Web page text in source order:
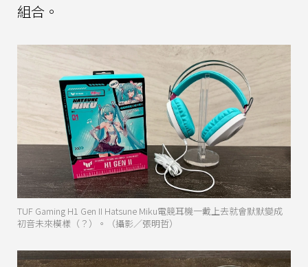
組合。
TUF Gaming H1 Gen II Hatsune Miku電競耳機一戴上去就會默默變成
初音未來模樣（？）。（攝影／張明哲）